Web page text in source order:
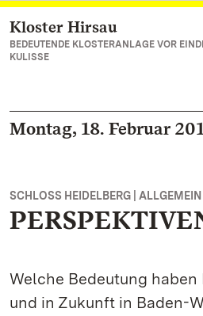
Zum Hauptinhalt springen
Kloster Hirsau
BEDEUTENDE KLOSTERANLAGE VOR
KULISSE
Montag, 18. Februar
SCHLOSS HEIDELBERG |
Welche Bedeutung haben
und in Zukunft in Baden-